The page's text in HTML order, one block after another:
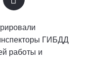
ГИБДД
работы и